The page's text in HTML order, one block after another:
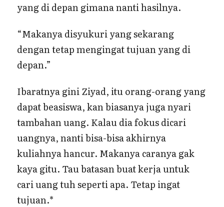
yang di depan gimana nanti hasilnya.
“Makanya disyukuri yang sekarang
dengan tetap mengingat tujuan yang di
depan.”
Ibaratnya gini Ziyad, itu orang-orang yang
dapat beasiswa, kan biasanya juga nyari
tambahan uang. Kalau dia fokus dicari
uangnya, nanti bisa-bisa akhirnya
kuliahnya hancur. Makanya caranya gak
kaya gitu. Tau batasan buat kerja untuk
cari uang tuh seperti apa. Tetap ingat
tujuan.*